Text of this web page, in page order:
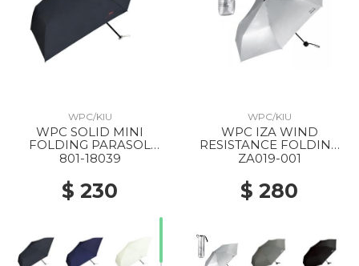
WPC/KIU
WPC SOLID MINI
FOLDING PARASOL
BLACK
801-18039
$ 230
WPC/KIU
WPC IZA WIND
RESISTANCE FOLDING
PARASOL SILVER
ZA019-001
$ 280